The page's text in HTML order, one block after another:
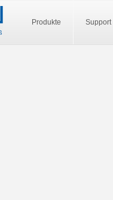
Produkte Support